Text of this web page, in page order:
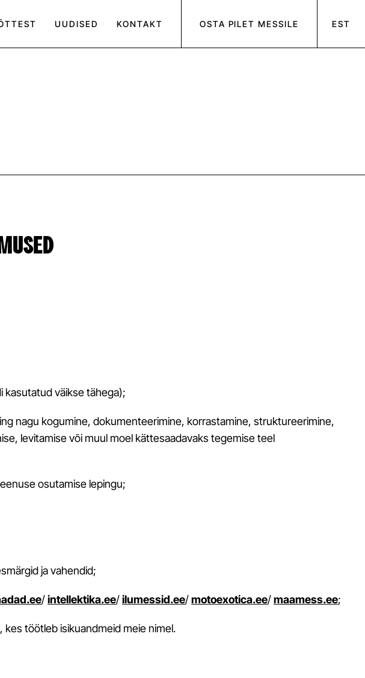
UUDISED KONTAKT OSTA PILET MESSILE EST
kasutatud väikse tähega);
nagu kogumine, dokumenteerimine, korrastamine, struktureerimine,
levitamise või muul moel kättesaadavaks tegemise teel
osutamise lepingu;
ja vahendid;
/intellektika.ee/ilumessid.ee/motoexotica.ee/maamess.ee;
kes töötleb isikuandmeid meie nimel.